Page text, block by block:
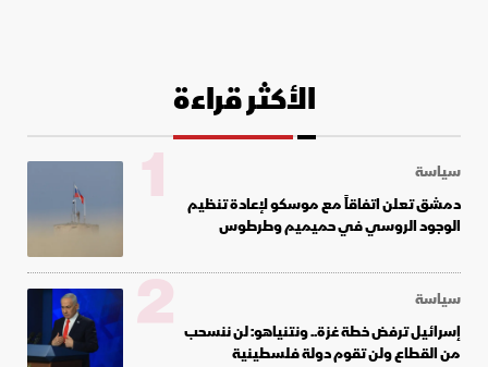
الأكثر قراءة
سياسة
دمشق تعلن اتفاقاً مع موسكو لإعادة تنظيم
الوجود الروسي في حميميم وطرطوس
1
سياسة
إسرائيل ترفض خطة غزة.. ونتنياهو: لن ننسحب
من القطاع ولن تقوم دولة فلسطينية
2